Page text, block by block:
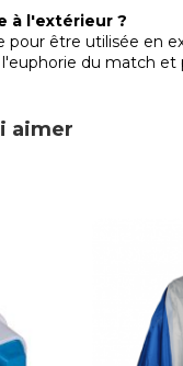
à l'extérieur ?
pour être utilisée en
l'euphorie du match
aimer